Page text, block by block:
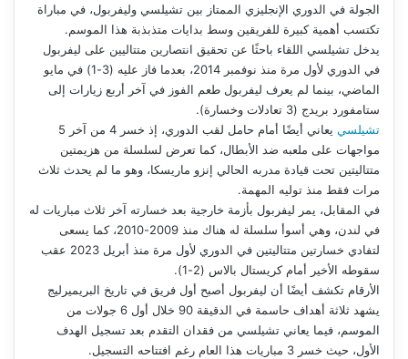
الجولة في الدوري الإنجليزي الممتاز بين تشيلسي وليفربول، في مباراة
تكتسب أهمية كبيرة للفريقين وسط بدايات متذبذبة هذا الموسم.
يدخل تشيلسي اللقاء باحثًا عن تحقيق انتصارين متتاليين على ليفربول
في الدوري لأول مرة منذ نوفمبر 2014، بعدما فاز عليه (3-1) في مايو
الماضي، بينما لم يعرف ليفربول طعم الفوز في آخر أربع زيارات إلى
ستامفورد بريدج (3 تعادلات وخسارة).
تشيلسي
يعاني أيضًا أمام حامل لقب الدوري، إذ خسر 4 من آخر 5
مواجهات على ملعبه ضد الأبطال، كما تعرض لسلسلة من هزيمتين
متتاليتين تحت قيادة مدربه الحالي إنزو ماريسكا، وهو ما لم يحدث ثلاث
مرات فقط منذ توليه المهمة.
في المقابل، يمر ليفربول بأزمة خارجية بعد خسارته آخر ثلاث مباريات له
في لندن، وهي أسوأ سلسلة له هناك منذ 2009-2010، كما يسعى
لتفادي خسارتين متتاليتين في الدوري لأول مرة منذ أبريل 2023 عقب
سقوطه الأخير أمام كريستال بالاس (2-1).
الأرقام تكشف أيضًا أن ليفربول أصبح أول فريق في تاريخ البريميرليج
يشهد ثلاثة أهداف حاسمة في الدقيقة 90 خلال أول 6 جولات من
الموسم، فيما يعاني تشيلسي من فقدان التقدم بعد تسجيل الهدف
الأول، حيث خسر 3 مباريات هذا العام رغم افتتاحه التسجيل.